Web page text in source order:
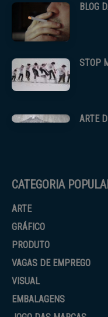
BLOG
STOP
ARTE
CATEGORIA
ARTE
GRÁFICO
PRODUTO
VAGAS DE EMPREGO
VISUAL
EMBALAGENS